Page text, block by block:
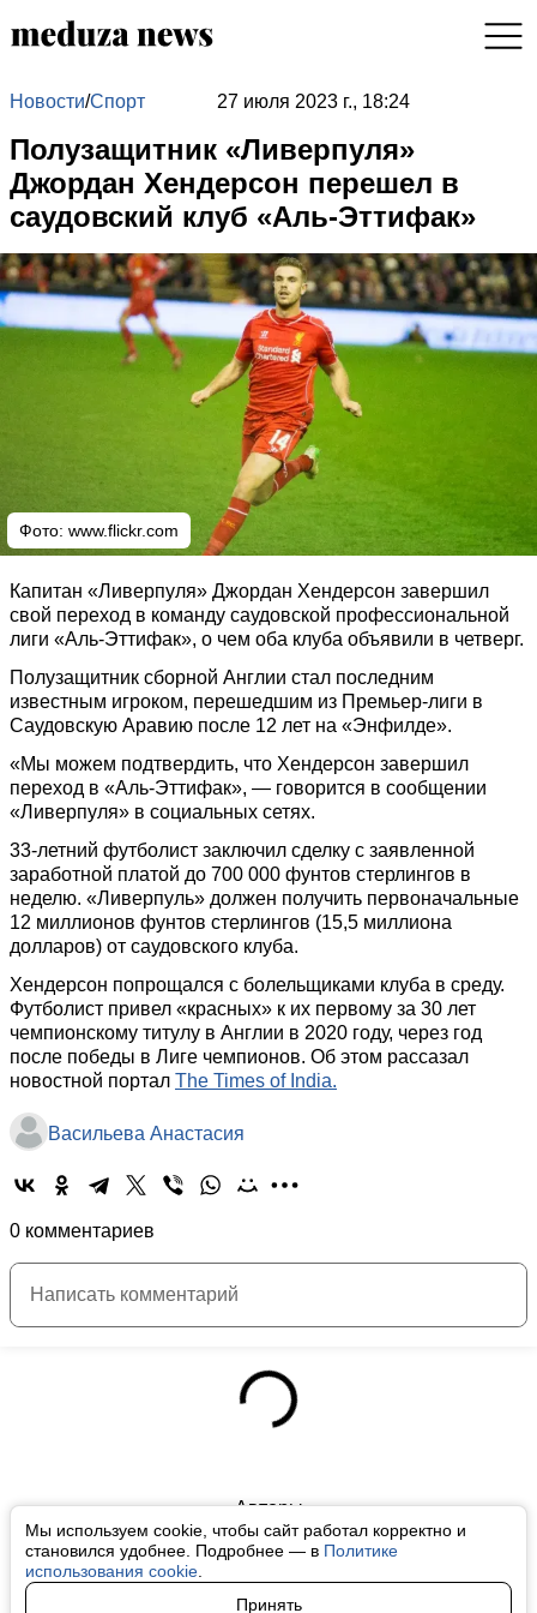
Мы используем cookie, чтобы сайт работал корректно и
становился удобнее. Подробнее — в Политике
использования cookie
Принять
Новости/Спорт 27 июля 2023 г., 18:24
Полузащитник «Ливерпуля»
Джордан Хендерсон перешел в
саудовский клуб «Аль-Эттифак»
Фото: www.flickr.com
Капитан «Ливерпуля» Джордан Хендерсон завершил
свой переход в команду саудовской профессиональной
лиги «Аль-Эттифак», о чем оба клуба объявили в четверг.
Полузащитник сборной Англии стал последним
известным игроком, перешедшим из Премьер-лиги в
Саудовскую Аравию после 12 лет на «Энфилде».
«Мы можем подтвердить, что Хендерсон завершил
переход в «Аль-Эттифак», — говорится в сообщении
«Ливерпуля» в социальных сетях.
33-летний футболист заключил сделку с заявленной
заработной платой до 700 000 фунтов стерлингов в
неделю. «Ливерпуль» должен получить первоначальные
12 миллионов фунтов стерлингов (15,5 миллиона
долларов) от саудовского клуба.
Хендерсон попрощался с болельщиками клуба в среду.
Футболист привел «красных» к их первому за 30 лет
чемпионскому титулу в Англии в 2020 году, через год
после победы в Лиге чемпионов. Об этом рассазал
новостной портал The Times of India.
Васильева Анастасия
0 комментариев
Авторы
О нас
Архив